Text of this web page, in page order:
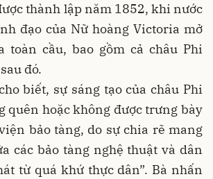
thành lập năm 1852, khi nước
đạo của Nữ hoàng Victoria mở
toàn cầu, bao gồm cả châu Phi
đó.
biết, sự sáng tạo của châu Phi
quên hoặc không được trưng bày
bảo tàng, do sự chia rẽ mang
các bảo tàng nghệ thuật và dân
từ quá khứ thực dân”. Bà nhấn